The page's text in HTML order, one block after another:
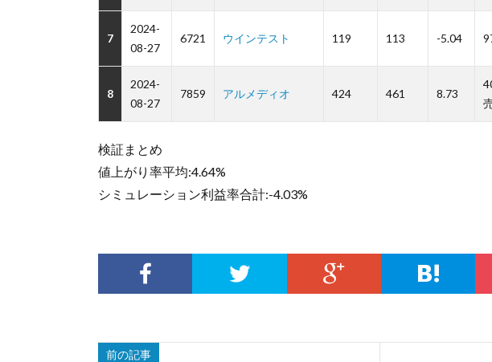
7
2024-
08-27
6721 ウインテスト 119 113 -5.04
8
2024-
08-27
7859 アルメディオ 424 461 8.73
検証まとめ
値上がり率平均:4.64%
シミュレーション利益率合計:-4.03%
前の記事